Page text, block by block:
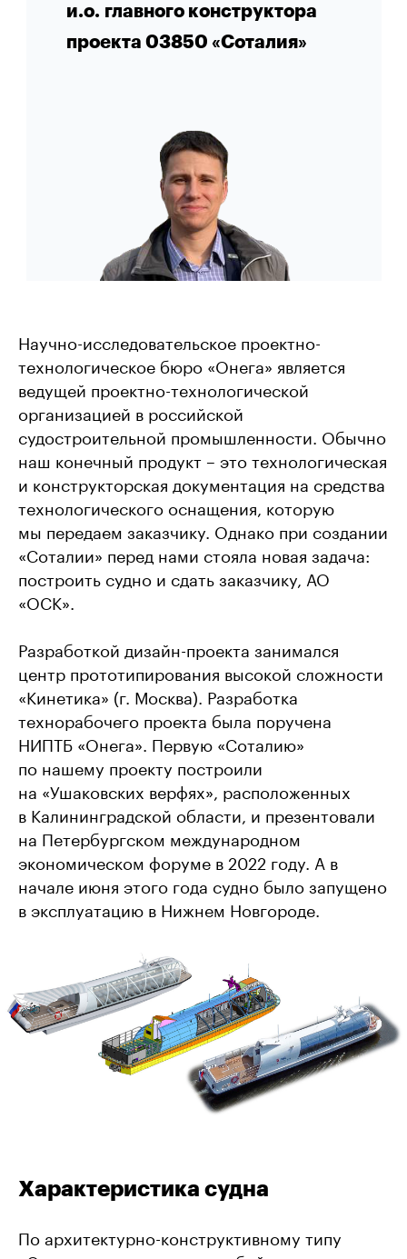
и.о. главного конструктора
проекта 03850 «Соталия»
Научно-исследовательское проектно-
технологическое бюро «Онега» является
ведущей проектно-технологической
организацией в российской
судостроительной промышленности. Обычно
наш конечный продукт – это технологическая
и конструкторская документация на средства
технологического оснащения, которую
мы передаем заказчику. Однако при создании
«Соталии» перед нами стояла новая задача:
построить судно и сдать заказчику, АО
«ОСК».
Разработкой дизайн-проекта занимался
центр прототипирования высокой сложности
«Кинетика» (г. Москва). Разработка
технорабочего проекта была поручена
НИПТБ «Онега». Первую «Соталию»
по нашему проекту построили
на «Ушаковских верфях», расположенных
в Калининградской области, и презентовали
на Петербургском международном
экономическом форуме в 2022 году. А в
начале июня этого года судно было запущено
в эксплуатацию в Нижнем Новгороде.
Характеристика судна
По архитектурно-конструктивному типу